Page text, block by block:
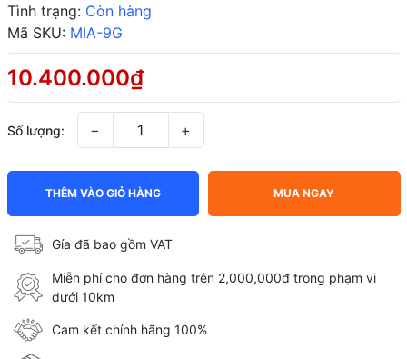
Tình trạng: Còn hàng
Mã SKU: MIA-9G
10.400.000₫
Số lượng: − +
THÊM VÀO GIỎ HÀNG MUA NGAY
Gía đã bao gồm VAT
Miễn phí cho đơn hàng trên 2,000,000đ trong phạm vi
dưới 10km
Cam kết chính hãng 100%